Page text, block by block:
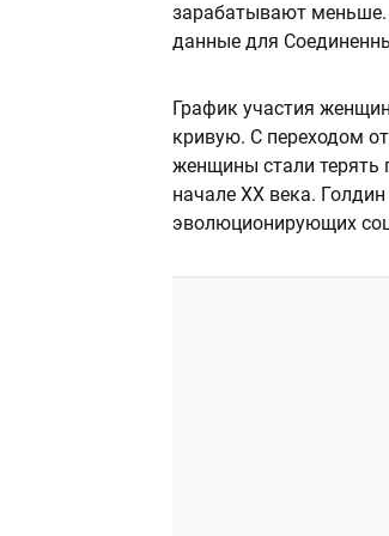
зарабатывают меньше.
данные для
График участия
кривую. С переходом
женщины стали терять
начале XX века.
эволюционирующих